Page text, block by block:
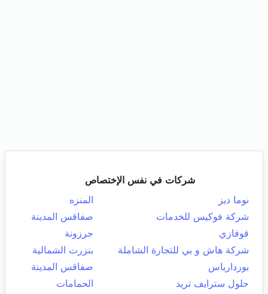
شركات في نفس الإختصاص
نوما ديز
المنزه
شركة فوكيس للخدمات
صفاقس المدينة
قوفازي
جرزونة
شركة هاش و بي للتجارة الشاملة
بنزرت الشمالية
بوردارباس
صفاقس المدينة
حلول سترايف تريد
الحمامات